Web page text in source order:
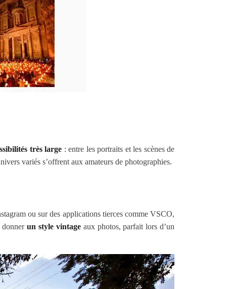
très large : entre les portraits et les scènes de
variés s’offrent aux amateurs de photographies.
ou sur des applications tierces comme VSCO,
donnerun style vintageaux photos, parfait lors d’un